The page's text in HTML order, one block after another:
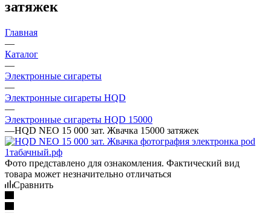
затяжек
Главная
—
Каталог
—
Электронные сигареты
—
Электронные сигареты HQD
—
Электронные сигареты HQD 15000
—HQD NEO 15 000 зат. Жвачка 15000 затяжек
Фото представлено для ознакомления. Фактический вид
товара может незначительно отличаться
Сравнить